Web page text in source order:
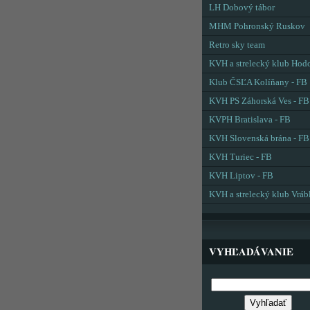
LH Dobový tábor
MHM Pohronský Ruskov
Retro sky team
KVH a strelecký klub
Klub ČSĽA Kolíňany - FB
KVH PS Záhorská Ves - FB
KVPH Bratislava - FB
KVH Slovenská brána - FB
KVH Turiec - FB
KVH Liptov - FB
KVH a strelecký klub
VYHĽADÁVANIE